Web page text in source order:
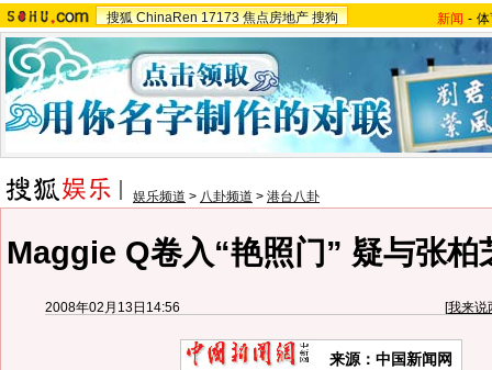
搜狐 ChinaRen 17173 焦点房地产 搜狗 新闻 -
娱乐频道 > 八卦频道 > 港台八卦
Maggie Q卷入“艳照门” 疑与张柏
2008年02月13日14:56 [我来说
来源：中国新闻网